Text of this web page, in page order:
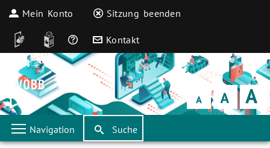
Mein Konto Sitzung beenden
DGS Leichte Sprache
Häufige Fragen
Kontakt
Schrift
klein Schrift
normal Schrift
groß
Navigation Suche